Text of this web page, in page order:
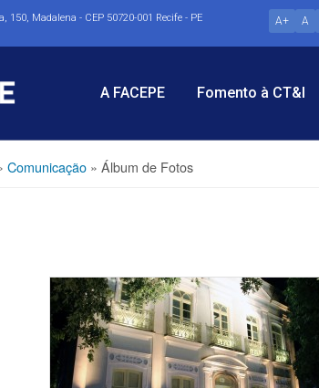
Comunicação »Álbum de Fotos
150, Madalena - CEP 50720-001 Recife - PE A+ A
A FACEPE Fomento à CT&I